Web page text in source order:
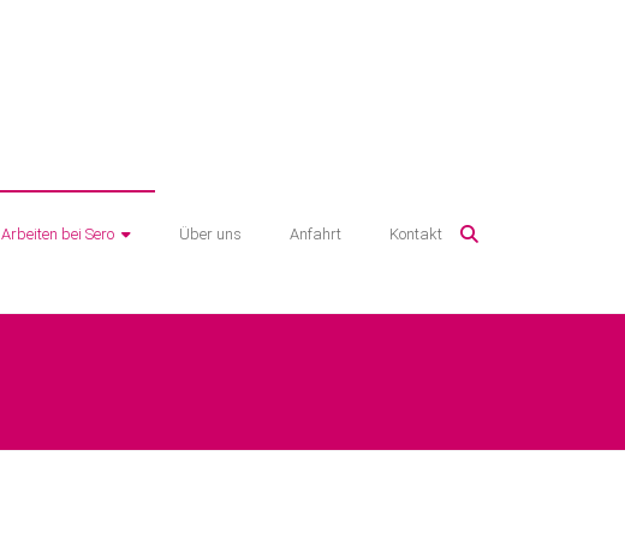
Arbeiten bei Sero Über uns Anfahrt Kontakt